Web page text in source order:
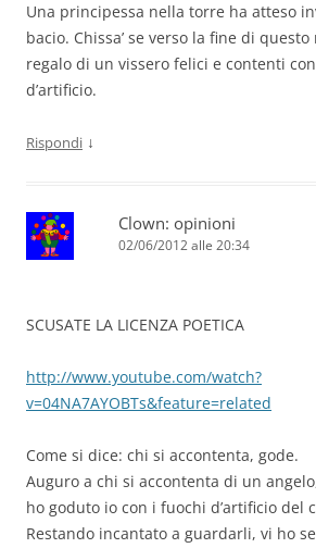
Una principessa nella torre ha atteso
bacio. Chissa’ se verso la fine di
regalo di un vissero felici e contenti
d’artificio.
Rispondi ↓
Clown: opinioni
02/06/2012 alle 20:34
SCUSATE LA LICENZA POETICA
http://www.youtube.com/watch?
v=04NA7AYOBTs&feature=related
Come si dice: chi si accontenta, gode.
Auguro a chi si accontenta di un
ho goduto io con i fuochi d’artificio del
Restando incantato a guardarli, vi ho